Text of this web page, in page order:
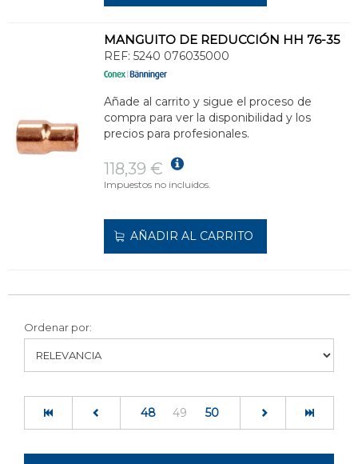
MANGUITO DE REDUCCIÓN HH 76-35
REF: 5240 076035000
Añade al carrito y sigue el proceso de
compra para ver la disponibilidad y los
precios para profesionales.
118,39 €
Impuestos no incluidos.
AÑADIR AL CARRITO
Ordenar por:
48 49 (current)
50